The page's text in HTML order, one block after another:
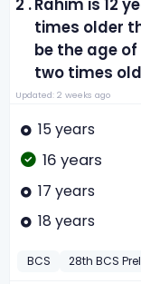
2 .Rahim is 12
times older
be the age of
two times
Updated: 2 weeks ago
15 years
16 years
17 years
18 years
BCS 28th BCS